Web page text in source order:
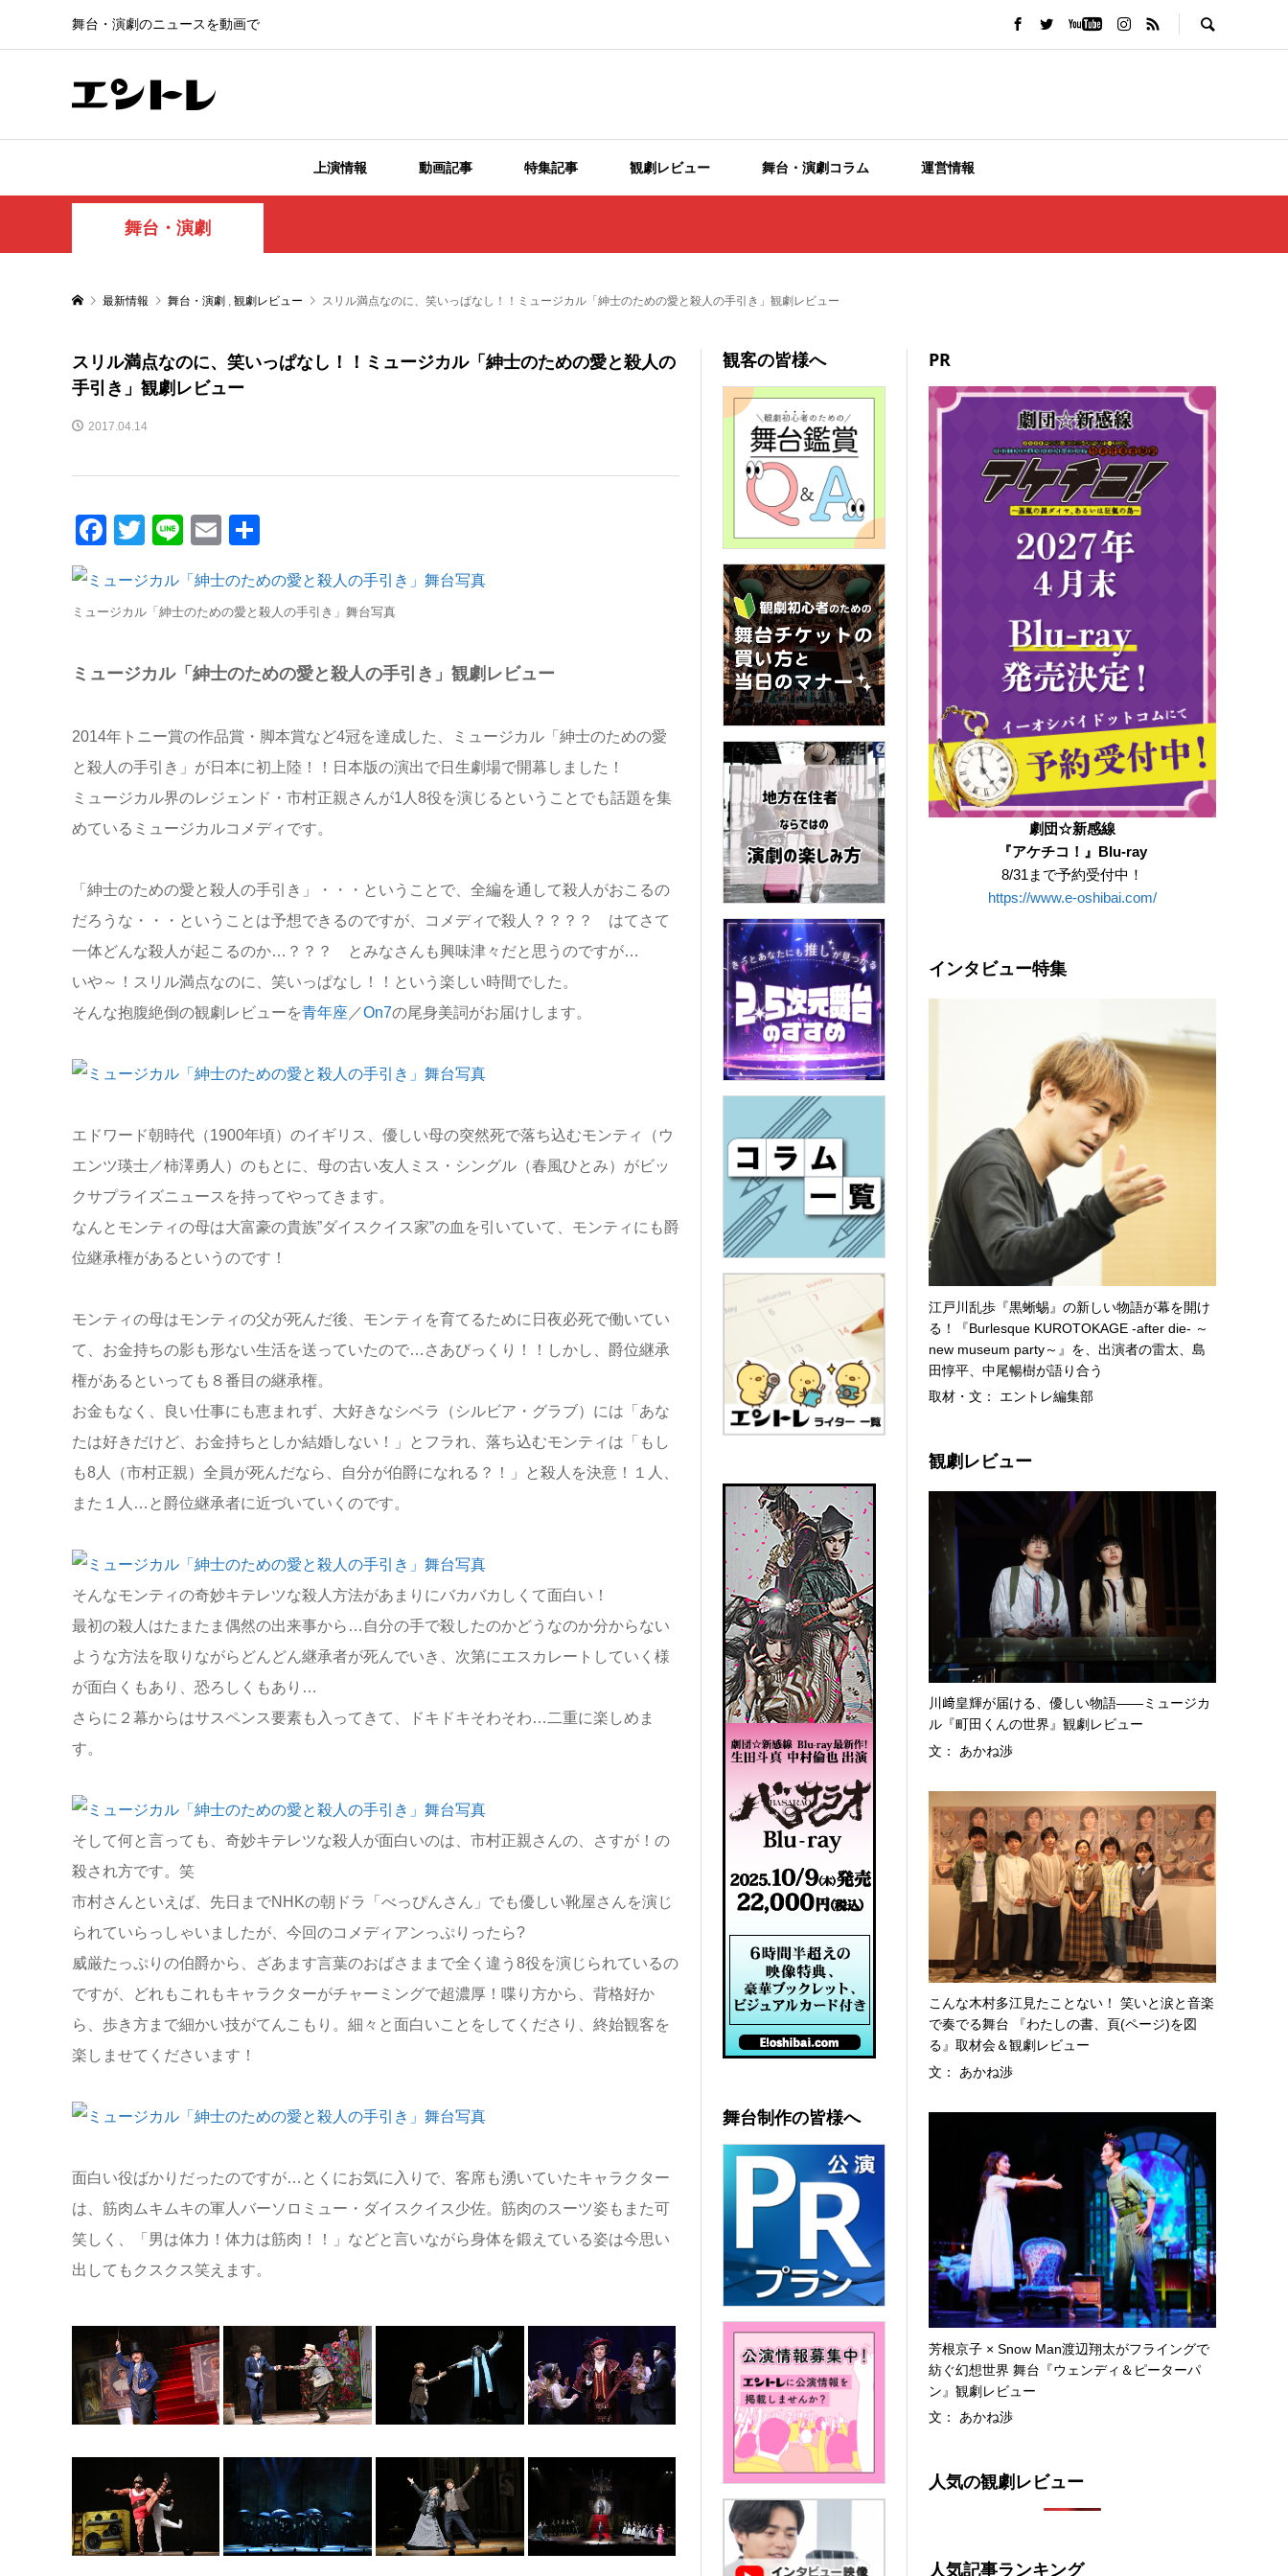
舞台・演劇のニュースを動画で
上演情報 動画記事 特集記事 観劇レビュー 舞台・演劇コラム 運営情報
舞台・演劇
最新情報 舞台・演劇 , 観劇レビュー スリル満点なのに、笑いっぱなし！！ミュージカル「紳士のための愛と殺人の手引き」観劇レビュー
スリル満点なのに、笑いっぱなし！！ミュージカル「紳士のための愛と殺人の
手引き」観劇レビュー
2017.04.14
Facebook
TwitterLineEmail
ミュージカル「紳士のための愛と殺人の手引き」舞台写真
ミュージカル「紳士のための愛と殺人の手引き」観劇レビュー
2014年トニー賞の作品賞・脚本賞など4冠を達成した、ミュージカル「紳士のための愛
と殺人の手引き」が日本に初上陸！！日本版の演出で日生劇場で開幕しました！
ミュージカル界のレジェンド・市村正親さんが1人8役を演じるということでも話題を集
めているミュージカルコメディです。
「紳士のための愛と殺人の手引き」・・・ということで、全編を通して殺人がおこるの
だろうな・・・ということは予想できるのですが、コメディで殺人？？？？ はてさて
一体どんな殺人が起こるのか…？？？ とみなさんも興味津々だと思うのですが…
いや～！スリル満点なのに、笑いっぱなし！！という楽しい時間でした。
そんな抱腹絶倒の観劇レビューを青年座 ／On7の尾身美詞がお届けします。
エドワード朝時代（1900年頃）のイギリス、優しい母の突然死で落ち込むモンティ（ウ
エンツ瑛士／柿澤勇人）のもとに、母の古い友人ミス・シングル（春風ひとみ）がビッ
クサプライズニュースを持ってやってきます。
なんとモンティの母は大富豪の貴族”ダイスクイス家”の血を引いていて、モンティにも爵
位継承権があるというのです！
モンティの母はモンティの父が死んだ後、モンティを育てるために日夜必死で働いてい
て、お金持ちの影も形ない生活を送っていたので…さあびっくり！！しかし、爵位継承
権があるといっても８番目の継承権。
お金もなく、良い仕事にも恵まれず、大好きなシベラ（シルビア・グラブ）には「あな
たは好きだけど、お金持ちとしか結婚しない！」とフラれ、落ち込むモンティは「もし
も8人（市村正親）全員が死んだなら、自分が伯爵になれる？！」と殺人を決意！１人、
また１人…と爵位継承者に近づいていくのです。
そんなモンティの奇妙キテレツな殺人方法があまりにバカバカしくて面白い！
最初の殺人はたまたま偶然の出来事から…自分の手で殺したのかどうなのか分からない
ような方法を取りながらどんどん継承者が死んでいき、次第にエスカレートしていく様
が面白くもあり、恐ろしくもあり…
さらに２幕からはサスペンス要素も入ってきて、ドキドキそわそわ…二重に楽しめま
す。
そして何と言っても、奇妙キテレツな殺人が面白いのは、市村正親さんの、さすが！の
殺され方です。笑
市村さんといえば、先日までNHKの朝ドラ「べっぴんさん」でも優しい靴屋さんを演じ
られていらっしゃいましたが、今回のコメディアンっぷりったら?
威厳たっぷりの伯爵から、ざあます言葉のおばさままで全く違う8役を演じられているの
ですが、どれもこれもキャラクターがチャーミングで超濃厚！喋り方から、背格好か
ら、歩き方まで細かい技がてんこもり。細々と面白いことをしてくださり、終始観客を
楽しませてくださいます！
面白い役ばかりだったのですが…とくにお気に入りで、客席も湧いていたキャラクター
は、筋肉ムキムキの軍人バーソロミュー・ダイスクイス少佐。筋肉のスーツ姿もまた可
笑しく、「男は体力！体力は筋肉！！」などと言いながら身体を鍛えている姿は今思い
出してもクスクス笑えます。
PR
劇団☆新感線
『アケチコ！』Blu-ray
8/31まで予約受付中！
https://www.e-oshibai.com/
インタビュー特集
江戸川乱歩『黒蜥蜴』の新しい物語が幕を開け
る！『Burlesque KUROTOKAGE -after die- ～
new museum party～』を、出演者の雷太、島
田惇平、中尾暢樹が語り合う
取材・文： エントレ編集部
観劇レビュー
川﨑皇輝が届ける、優しい物語――ミュージカ
ル『町田くんの世界』観劇レビュー
文： あかね渉
こんな木村多江見たことない！ 笑いと涙と音楽
で奏でる舞台 『わたしの書、頁(ページ)を図
る』取材会＆観劇レビュー
文： あかね渉
芳根京子 × Snow Man渡辺翔太がフライングで
紡ぐ幻想世界 舞台『ウェンディ＆ピーターパ
ン』観劇レビュー
文： あかね渉
人気の観劇レビュー
人気記事ランキング
観客の皆様へ
舞台制作の皆様へ